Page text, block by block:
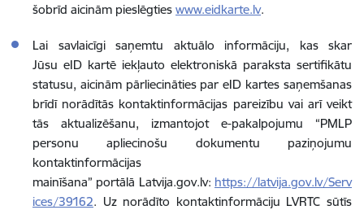
šobrīd aicinām pieslēgties www.eidkarte.lv.
Lai savlaicīgi saņemtu aktuālo informāciju, kas skar
Jūsu eID kartē iekļauto elektroniskā paraksta sertifikātu
statusu, aicinām pārliecināties par eID kartes saņemšanas
brīdī norādītās kontaktinformācijas pareizību vai arī veikt
tās aktualizēšanu, izmantojot e-pakalpojumu “PMLP
personu apliecinošu dokumentu paziņojumu
kontaktinformācijas
mainīšana” portālā Latvija.gov.lv: https://latvija.gov.lv/Serv
ices/39162. Uz norādīto kontaktinformāciju LVRTC sūtīs